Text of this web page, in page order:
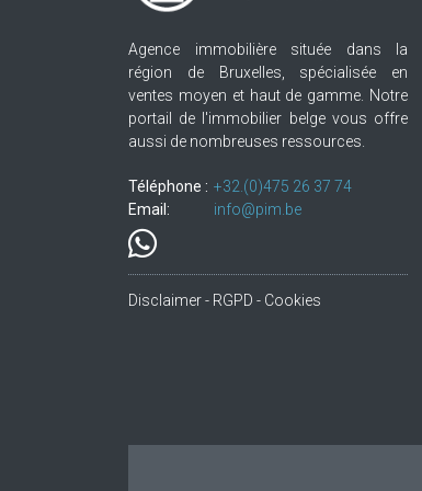
Agence immobilière située dans la
région de Bruxelles, spécialisée en
ventes moyen et haut de gamme. Notre
portail de l'immobilier belge vous offre
aussi de nombreuses ressources.
Téléphone : +32.(0)475 26 37 74
Email:
info@pim.be
Disclaimer - RGPD - Cookies